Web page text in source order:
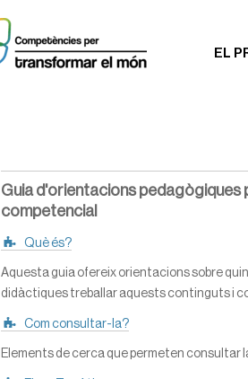
EL
Guia d'orientacions pedagògiques
competencial
Què és?
Aquesta guia ofereix orientacions sobre
didàctiques treballar aquests continguts i
Com consultar-la?
Elements de cerca que permeten consultar